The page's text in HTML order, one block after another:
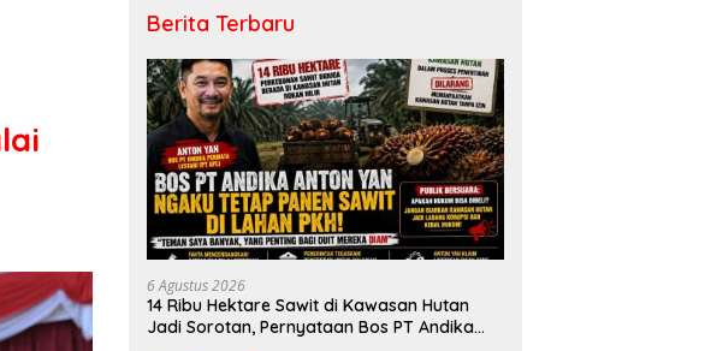
Berita Terbaru
6 Agustus 2026
14 Ribu Hektare Sawit di Kawasan Hutan
Jadi Sorotan, Pernyataan Bos PT Andika